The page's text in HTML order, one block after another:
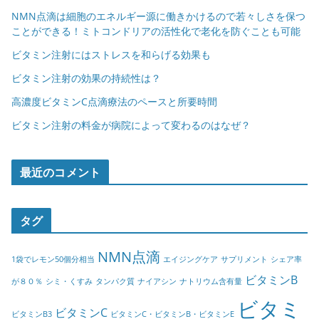
NMN点滴は細胞のエネルギー源に働きかけるので若々しさを保つ
ことができる！ミトコンドリアの活性化で老化を防ぐことも可能
ビタミン注射にはストレスを和らげる効果も
ビタミン注射の効果の持続性は？
高濃度ビタミンC点滴療法のペースと所要時間
ビタミン注射の料金が病院によって変わるのはなぜ？
最近のコメント
タグ
1袋でレモン50個分相当 NMN点滴 エイジングケア サプリメント シェア率
が８０％ シミ・くすみ タンパク質 ナイアシン ナトリウム含有量 ビタミンB
ビタミンB3 ビタミンC ビタミンC・ビタミンB・ビタミンE
ビタミ